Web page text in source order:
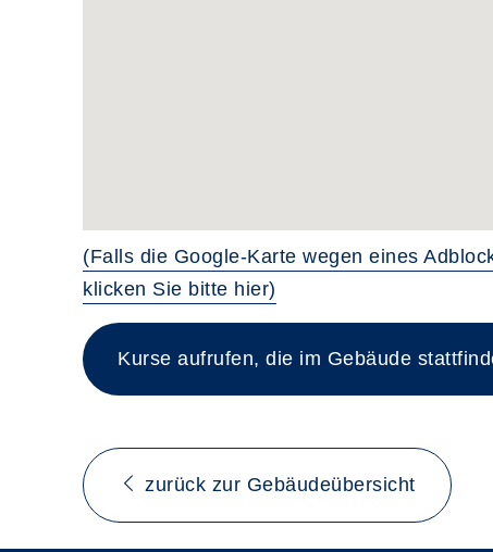
(Falls die Google-Karte wegen eines
klicken Sie bitte hier)
Kurse aufrufen, die im Gebäude
zurück zur Gebäudeübersicht